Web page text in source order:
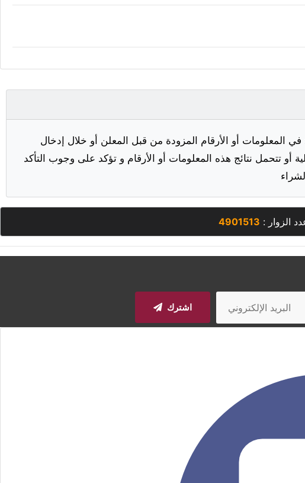
المعلومات أو الأرقام المزودة من قبل المعلن أو خلال إدخال
تتحمل نتائج هذه المعلومات أو الأرقام و تؤكد على وجوب التأكد
الزوار : 4901513
اشترك